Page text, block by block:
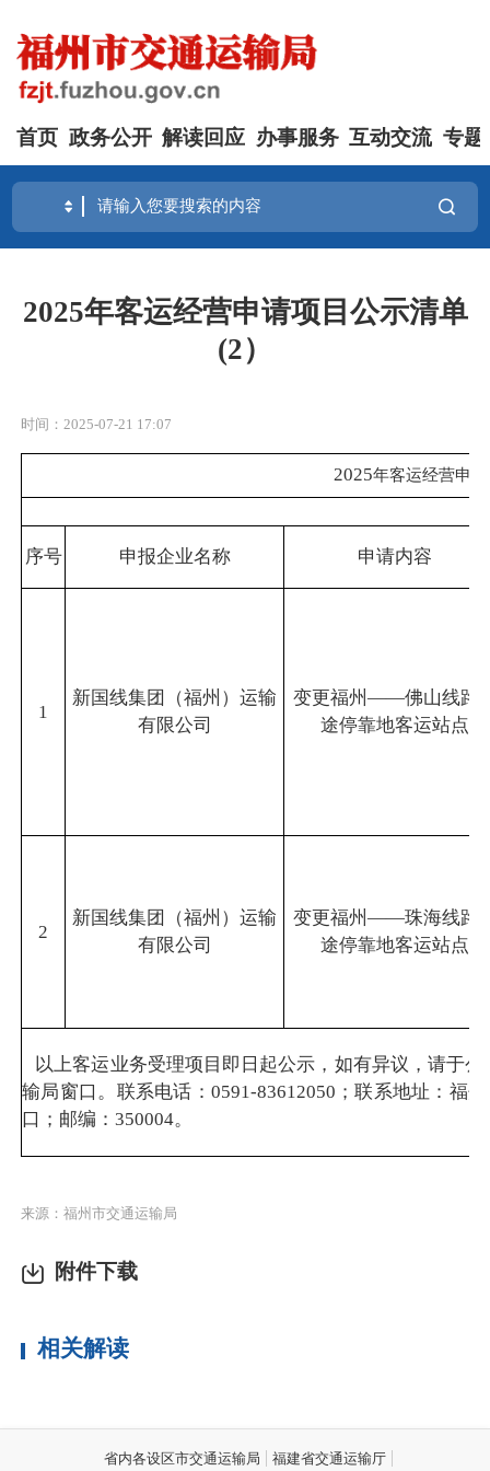
首页 政务公开 解读回应 办事服务 互动交流 专题
2025年客运经营申请项目公示清单
(2）
时间：2025-07-21 17:07
2025年客运经营申
序号 申报企业名称 申请内容
1
新国线集团（福州）运输
有限公司
变更福州——佛山线路
途停靠地客运站点
2
新国线集团（福州）运输
有限公司
变更福州——珠海线路
途停靠地客运站点
以上客运业务受理项目即日起公示，如有异议，请于
输局窗口。联系电话：0591-83612050；联系地址：福
口；邮编：350004。
来源：福州市交通运输局
附件下载
相关解读
省内各设区市交通运输局 福建省交通运输厅